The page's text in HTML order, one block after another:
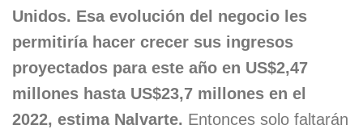
Unidos. Esa evolución del negocio les
permitiría hacer crecer sus ingresos
proyectados para este año en US$2,47
millones hasta US$23,7 millones en el
2022, estima Nalvarte. Entonces solo faltarán